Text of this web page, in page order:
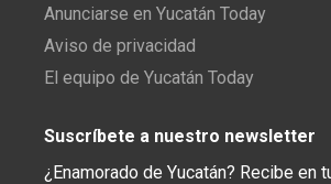
Anunciarse en Yucatán Today
Aviso de privacidad
El equipo de Yucatán Today
Suscríbete a nuestro newsletter
¿Enamorado de Yucatán? Recibe en